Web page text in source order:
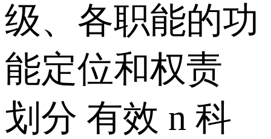
级、各职能的功
能定位和权责
划分 有效 n 科